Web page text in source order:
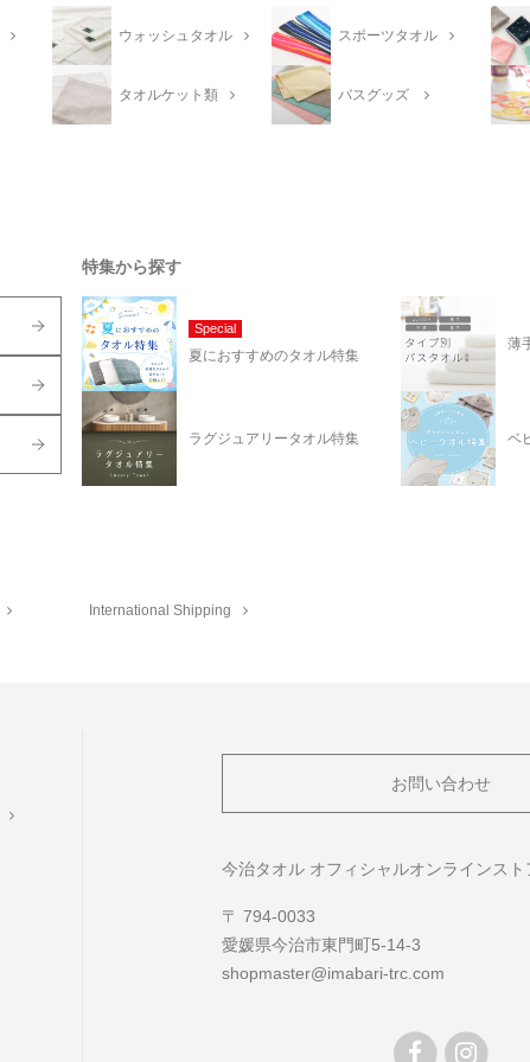
ウォッシュタオル スポーツタオル
タオルケット類 バスグッズ
特集から探す
Special
夏におすすめのタオル特集
薄
ラグジュアリータオル特集 ベ
International Shipping
お問い合わせ
今治タオル オフィシャルオンラインスト
〒 794-0033
愛媛県今治市東門町5-14-3
shopmaster@imabari-trc.com